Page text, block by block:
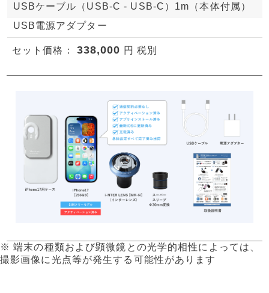
USBケーブル（USB-C - USB-C）1m（本体付属）
USB電源アダプター
セット価格： 338,000 円 税別
※ 端末の種類および顕微鏡との光学的相性によっては、
撮影画像に光点等が発生する可能性があります